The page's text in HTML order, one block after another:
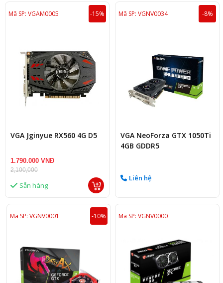
Mã SP: VGAM0005 -15%
VGA Jginyue RX560 4G D5
1.790.000 VNĐ
2,100,000
Sẵn hàng
Mã SP: VGNV0034 -8%
VGA NeoForza GTX 1050Ti
4GB GDDR5
Liên hệ
Mã SP: VGNV0001 -10% Mã SP: VGNV0000